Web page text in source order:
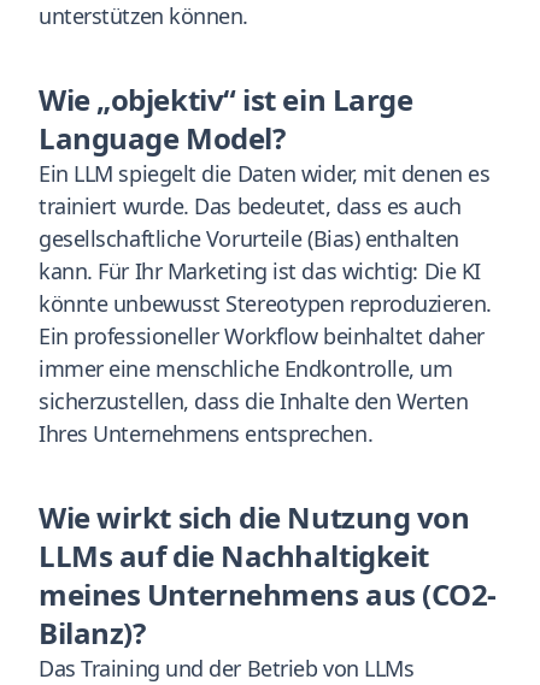
unterstützen können.
Wie „objektiv“ ist ein Large
Language Model?
Ein LLM spiegelt die Daten wider, mit denen es
trainiert wurde. Das bedeutet, dass es auch
gesellschaftliche Vorurteile (Bias) enthalten
kann. Für Ihr Marketing ist das wichtig: Die KI
könnte unbewusst Stereotypen reproduzieren.
Ein professioneller Workflow beinhaltet daher
immer eine menschliche Endkontrolle, um
sicherzustellen, dass die Inhalte den Werten
Ihres Unternehmens entsprechen.
Wie wirkt sich die Nutzung von
LLMs auf die Nachhaltigkeit
meines Unternehmens aus (CO2-
Bilanz)?
Das Training und der Betrieb von LLMs